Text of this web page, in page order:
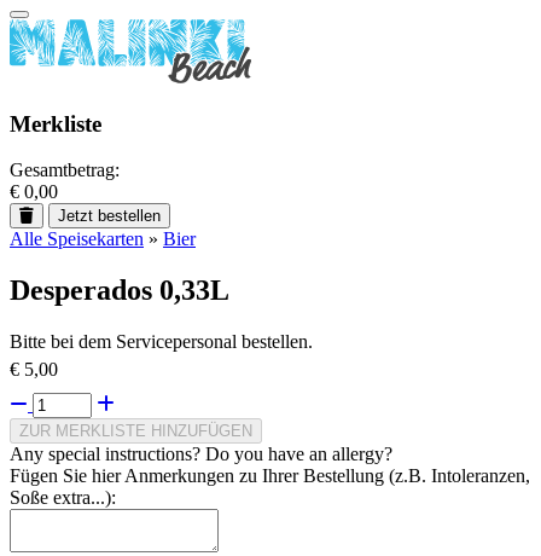
Merkliste
Gesamtbetrag:
€ 0,00
Jetzt bestellen
Alle Speisekarten » Bier
Desperados 0,33L
Bitte bei dem Servicepersonal bestellen.
€ 5,00
ZUR MERKLISTE HINZUFÜGEN
Any special instructions? Do you have an allergy?
Fügen Sie hier Anmerkungen zu Ihrer Bestellung (z.B. Intoleranzen,
Soße extra...):